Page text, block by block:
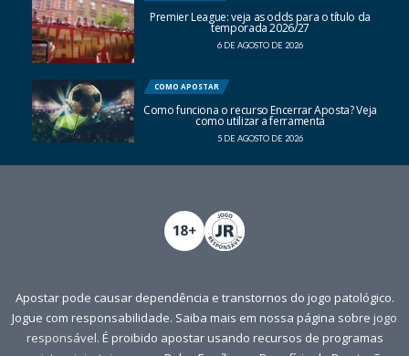
Premier League: veja as odds para o título da
temporada 2026/27
6 DE AGOSTO DE 2026
COMO APOSTAR
Como funciona o recurso Encerrar Aposta? Veja
como utilizar a ferramenta
5 DE AGOSTO DE 2026
Apostar pode causar dependência e transtornos do jogo patológico.
Jogue com responsabilidade. Saiba mais em nossa página sobre jogo
responsável. É proibido apostar usando recursos de programas